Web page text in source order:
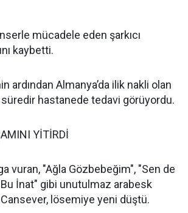
mücadele eden şarkıcı
kaybetti.
ardından Almanya’da ilik nakli olan
hastanede tedavi görüyordu.
YİTİRDİ
vuran, "Ağla Gözbebeğim", "Sen de
İnat" gibi unutulmaz arabesk
Cansever, lösemiye yeni düştü.